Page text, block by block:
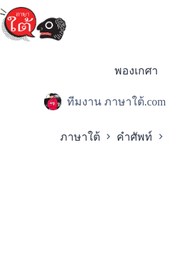
Skip
to
content
พองเกศา
ทีมงาน ภาษาใต้.com
ภาษาใต้ คำศัพท์